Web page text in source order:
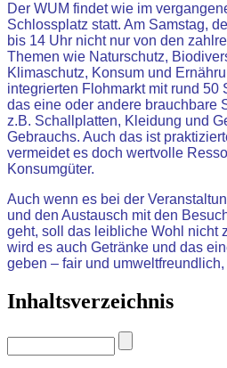
Der WUM findet wie im
Schlossplatz statt. Am Samstag,
bis 14 Uhr nicht nur von den
Themen wie Naturschutz,
Klimaschutz, Konsum und
integrierten Flohmarkt mit rund 50
das eine oder andere brauchbare
z.B. Schallplatten, Kleidung und
Gebrauchs. Auch das ist
vermeidet es doch wertvolle
Konsumgüter.
Auch wenn es bei der
und den Austausch mit den
geht, soll das leibliche Wohl nicht
wird es auch Getränke und das
geben – fair und
Inhaltsverzeichnis